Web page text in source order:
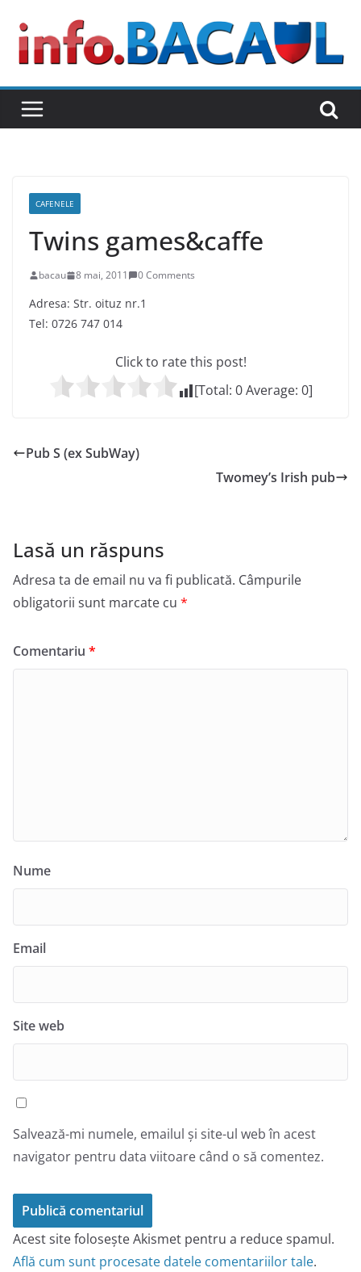
content
CAFENELE
Twins games&caffe
bacau 8 mai, 2011 0 Comments
Adresa: Str. oituz nr.1
Tel: 0726 747 014
Click to rate this post!
[Total: 0Average: 0]
Pub S (ex SubWay)
Twomey’s Irish pub
Lasă un răspuns
Adresa ta de email nu va fi publicată. Câmpurile
obligatorii sunt marcate cu *
Comentariu *
Nume
Email
Site web
Salvează-mi numele, emailul și site-ul web în acest
navigator pentru data viitoare când o să comentez.
Acest site folosește Akismet pentru a reduce spamul.
Află cum sunt procesate datele comentariilor tale.